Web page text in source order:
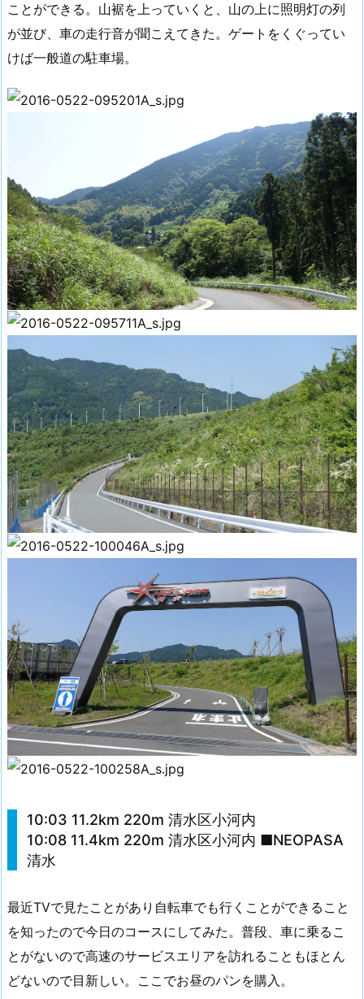
ことができる。山裾を上っていくと、山の上に照明灯の列
が並び、車の走行音が聞こえてきた。ゲートをくぐってい
けば一般道の駐車場。
10:03 11.2km 220m 清水区小河内
10:08 11.4km 220m 清水区小河内 ■NEOPASA
清水
最近TVで見たことがあり自転車でも行くことができること
を知ったので今日のコースにしてみた。普段、車に乗るこ
とがないので高速のサービスエリアを訪れることもほとん
どないので目新しい。ここでお昼のパンを購入。